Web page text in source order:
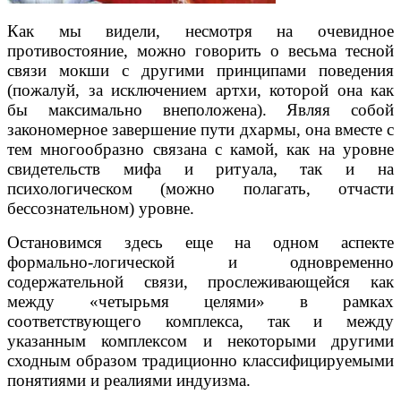
Как мы видели, несмотря на очевидное
противостояние, можно говорить о весьма тесной
связи мокши с другими принципами поведения
(пожалуй, за исключением apтxи, которой она как
бы максимально внеположена). Являя собой
закономерное завершение пути дхармы, она вместе с
тем многообразно связана с камой, как на уровне
свидетельств мифа и ритуала, так и на
психологическом (можно полагать, отчасти
бессознательном) уровне.
Остановимся здесь еще на одном аспекте
формально-логической и одновременно
содержательной связи, прослеживающейся как
между «четырьмя целями» в рамках
соответствующего комплекса, так и между
указанным комплексом и некоторыми другими
сходным образом традиционно классифицируемыми
понятиями и реалиями индуизма.